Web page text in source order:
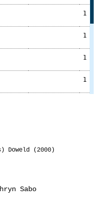
1
1
1
1
Doweld (2000)
Sabo